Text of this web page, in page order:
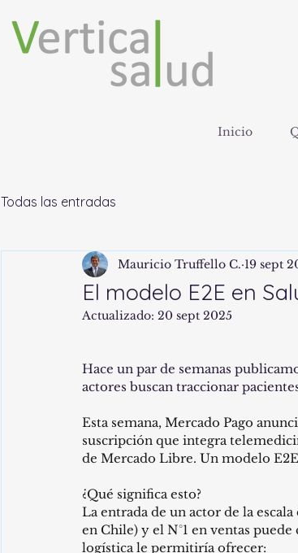
Inicio
Todas las entradas
El modelo E2E en
Mauricio Truffello C. 19 sept
Actualizado: 20 sept 2025
Hace un par de semanas
actores buscan traccionar
Esta semana, Mercado Pago
suscripción que integra
de Mercado Libre. Un modelo E2E
¿Qué significa esto?
La entrada de un actor de la
en Chile) y el N°1 en ventas
logística le permitiría ofrecer: